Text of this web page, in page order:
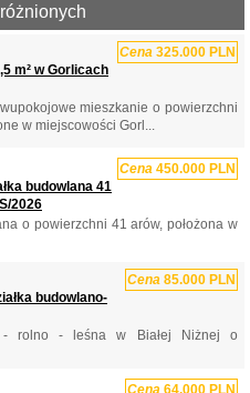
Cena 325.000 PLN
m² w Gorlicach
mieszkanie o powierzchni
w miejscowości Gorl...
Cena 450.000 PLN
budowlana 41
2026
o powierzchni 41 arów, położona w
Cena 85.000 PLN
budowlano-
- rolno - leśna w Białej Niżnej o